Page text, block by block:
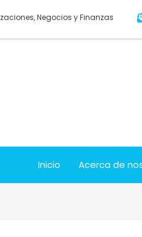
Negocios y Finanzas
Inicio Acerca de